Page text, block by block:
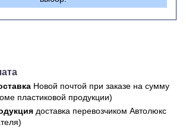
Новой почтой при заказе на сумму
пластиковой продукции)
доставка перевозчиком Автолюкс